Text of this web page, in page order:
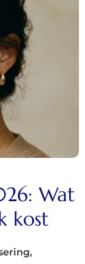
Wat
kost
,